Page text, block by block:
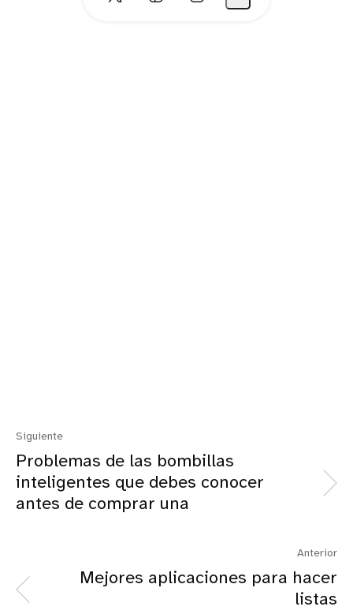
Siguiente
Problemas de las bombillas
inteligentes que debes conocer
antes de comprar una
Anterior
Mejores aplicaciones para hacer
listas